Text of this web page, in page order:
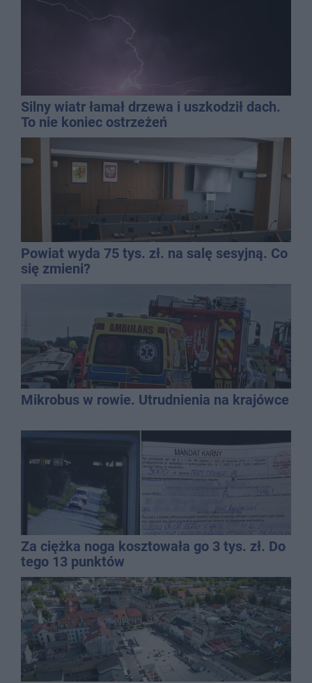
Silny wiatr łamał drzewa i uszkodził dach.
To nie koniec ostrzeżeń
Powiat wyda 75 tys. zł. na salę sesyjną. Co
się zmieni?
Mikrobus w rowie. Utrudnienia na krajówce
Za ciężka noga kosztowała go 3 tys. zł. Do
tego 13 punktów